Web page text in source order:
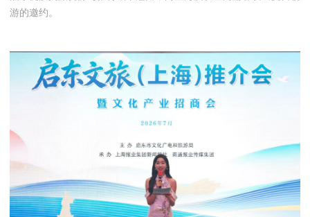
游的邀约。